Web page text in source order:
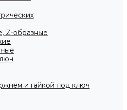
Z-образные
и гайкой под ключ